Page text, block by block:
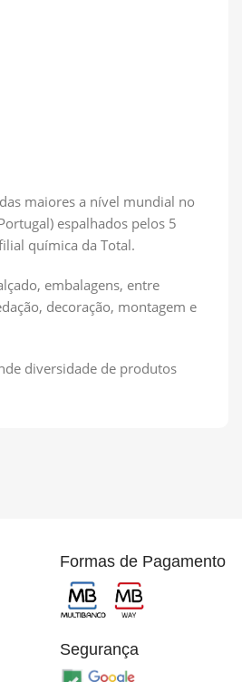
maiores a nível mundial no
espalhados pelos 5
química da Total.
embalagens, entre
decoração, montagem e
diversidade de produtos
Formas de Pagamento
Segurança